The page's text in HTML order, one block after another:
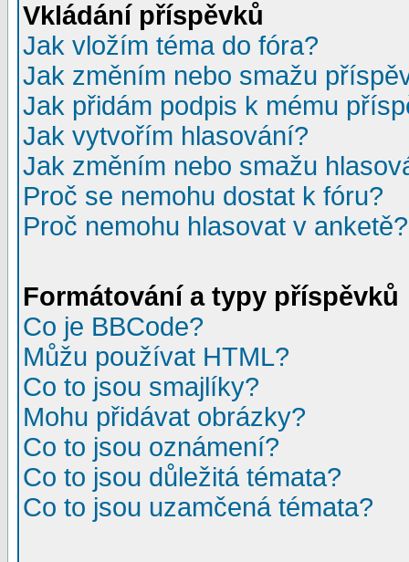
Vkládání příspěvků
Jak vložím téma do fóra?
Jak změním nebo smažu
Jak přidám podpis k mému
Jak vytvořím hlasování?
Jak změním nebo smažu
Proč se nemohu dostat k fóru?
Proč nemohu hlasovat v anketě?
Formátování a typy příspěvků
Co je BBCode?
Můžu používat HTML?
Co to jsou smajlíky?
Mohu přidávat obrázky?
Co to jsou oznámení?
Co to jsou důležitá témata?
Co to jsou uzamčená témata?